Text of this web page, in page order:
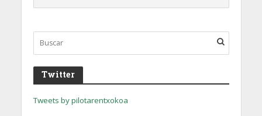
Twitter
Tweets by pilotarentxokoa